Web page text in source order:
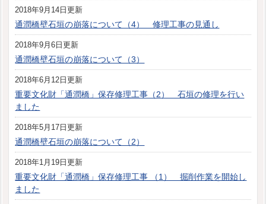
2018年9月14日更新
通潤橋壁石垣の崩落について（4） 修理工事の見通し
2018年9月6日更新
通潤橋壁石垣の崩落について（3）
2018年6月12日更新
重要文化財「通潤橋」保存修理工事（2） 石垣の修理を行い
ました
2018年5月17日更新
通潤橋壁石垣の崩落について（2）
2018年1月19日更新
重要文化財「通潤橋」保存修理工事 （1） 掘削作業を開始し
ました